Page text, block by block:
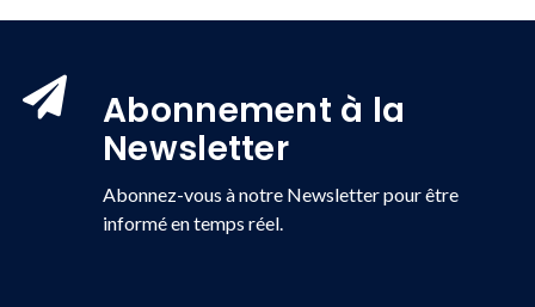
Abonnement à la
Newsletter
Abonnez-vous à notre Newsletter pour être
informé en temps réel.